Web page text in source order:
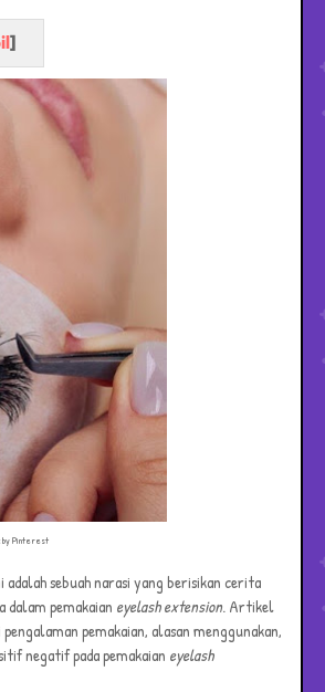
]
by Pinterest
sebuah narasi yang berisikan cerita
dalam pemakaian eyelash extension. Artikel
pemakaian, alasan menggunakan,
negatif pada pemakaian eyelash